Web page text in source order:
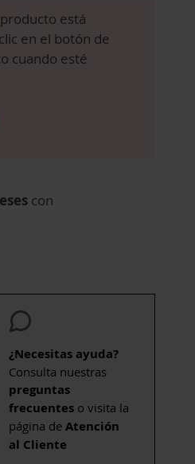
está
en el botón de
cuando esté
con
¿Necesitas ayuda?
Consulta nuestras
preguntas
frecuentes o visita la
página deAtención
al Cliente